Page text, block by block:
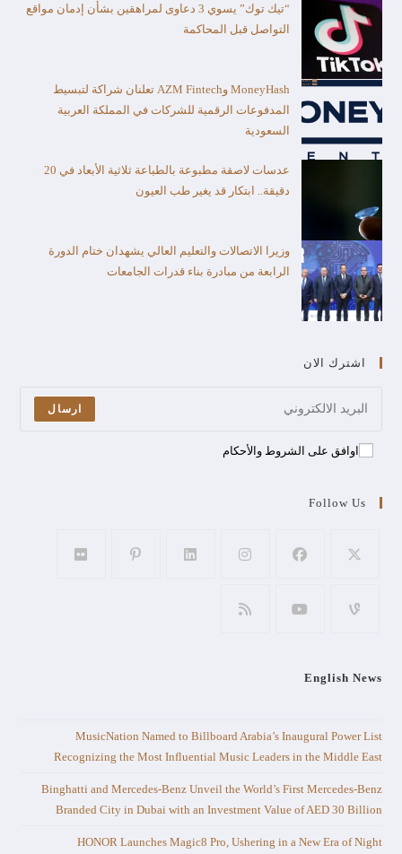
“تيك توك” يسوي 3 دعاوى لمراهقين بشأن إدمان مواقع
التواصل قبل المحاكمة
MoneyHash وAZM Fintech تعلنان شراكة لتبسيط
المدفوعات الرقمية للشركات في المملكة العربية
السعودية
عدسات لاصقة مطبوعة بالطباعة ثلاثية الأبعاد في 20
دقيقة.. ابتكار قد يغير طب العيون
وزيرا الاتصالات والتعليم العالي يشهدان ختام الدورة
الرابعة من مبادرة بناء قدرات الجامعات
اشترك الان
ارسال
اوافق على الشروط والأحكام
Follow Us
English News
MusicNation Named to Billboard Arabia’s Inaugural Power List
Recognizing the Most Influential Music Leaders in the Middle East
Binghatti and Mercedes-Benz Unveil the World’s First Mercedes-Benz
Branded City in Dubai with an Investment Value of AED 30 Billion
HONOR Launches Magic8 Pro, Ushering in a New Era of Night